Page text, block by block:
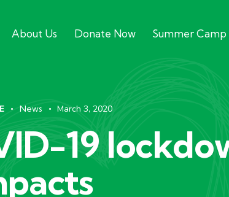
About Us Donate Now Summer Camp
News March 3, 2020
19